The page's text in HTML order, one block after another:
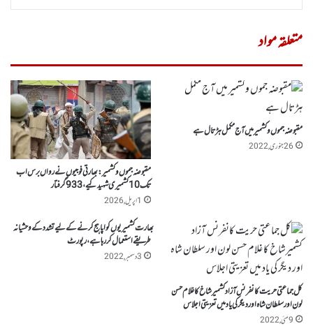
متعلقہ مواد
مقبوضہ جموں وکشمیر میں آج مکمل ہڑتال ہے
26 جنوری, 2022
مقبوضہ جموں وکشمیر: بھارتی فوجیوں نے رواں برس اب
تک 10 کشمیری شہید کیے،933گرفتار
1 اپریل, 2026
کل جماعتی حریت کانفرنس آزاد کشمیرشاخ کا غلام حسن
لون اور سلطان شاہ اور دیگر کی یاد میں تعزیتی اجلاس
9 مئی, 2022
بھارت کشمیریوں کو اپاہج کرنے کے لیے تشدد کے وحشیانہ
طریقے استعمال کر رہا ہے، رپورٹ
3 دسمبر, 2022